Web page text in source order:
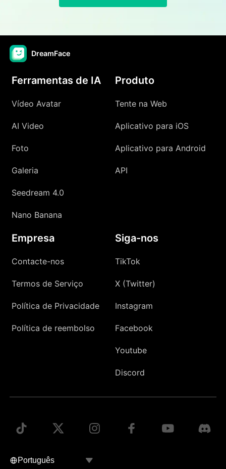
DreamFace
Ferramentas de IA
Vídeo Avatar
AI Video
Foto
Galeria
Seedream 4.0
Nano Banana
Produto
Tente na Web
Aplicativo para iOS
Aplicativo para Android
API
Empresa
Contacte-nos
Termos de Serviço
Política de Privacidade
Política de reembolso
Siga-nos
TikTok
X (Twitter)
Instagram
Facebook
Youtube
Discord